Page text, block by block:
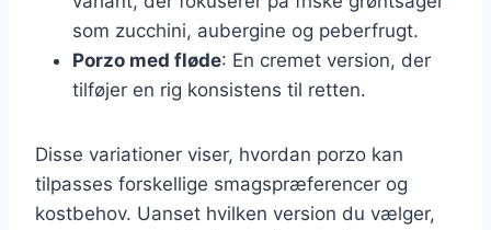
som zucchini, aubergine og peberfrugt.
Porzo med fløde: En cremet version, der
tilføjer en rig konsistens til retten.
Disse variationer viser, hvordan porzo kan
tilpasses forskellige smagspræferencer og
kostbehov. Uanset hvilken version du vælger,